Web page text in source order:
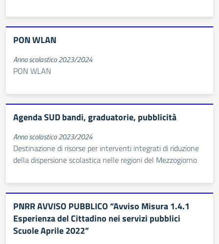
PON WLAN
Anno scolastico 2023/2024
PON WLAN
Agenda SUD bandi, graduatorie, pubblicità
Anno scolastico 2023/2024
Destinazione di risorse per interventi integrati di riduzione
della dispersione scolastica nelle regioni del Mezzogiorno
PNRR AVVISO PUBBLICO “Avviso Misura 1.4.1
Esperienza del Cittadino nei servizi pubblici
Scuole Aprile 2022”